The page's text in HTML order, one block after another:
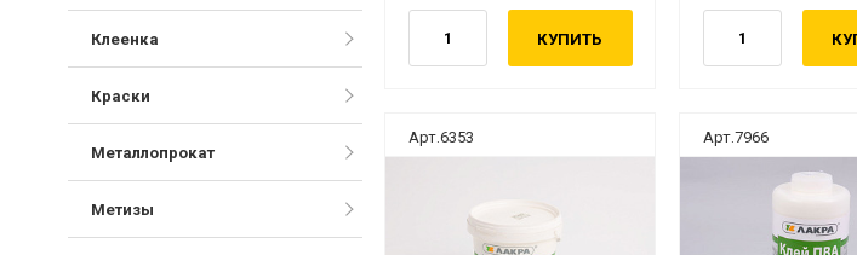
КУПИТЬ
Арт.6353 Арт.7966
Клеенка
Краски
Металлопрокат
Метизы